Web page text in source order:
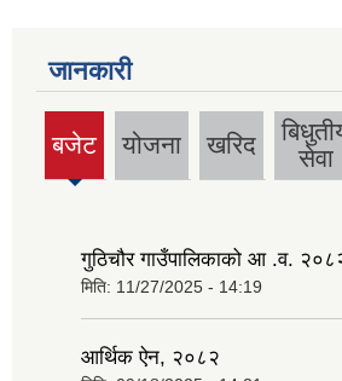
जानकारी
बजेट
(active
tab)
योजना खरिद
सेवा
गुठिचौर गाउँपालिकाको आ .व.
मिति: 11/27/2025 - 14:19
आर्थिक ऐन, २०८२